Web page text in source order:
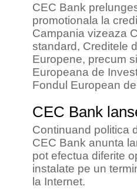
CEC Bank
promotionala la
Campania vizeaza
standard, Creditele
Europene, precum
Europeana de
Fondul European
CEC Bank
Continuand politica
CEC Bank anunta
pot efectua diferite
instalate pe un
la Internet.